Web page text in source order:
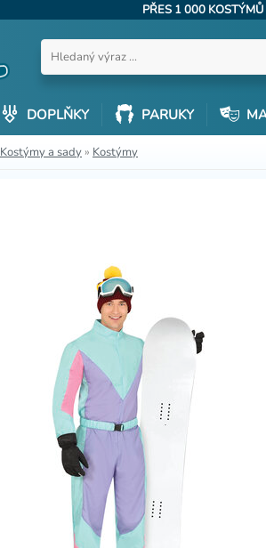
PŘES 1 000
DOPLŇKY PARUKY
Kostýmy a sady » Kostýmy